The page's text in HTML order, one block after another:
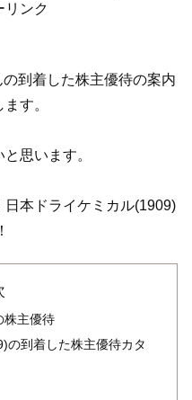
リンク
到着した株主優待の案内
す。
思います。
日本ドライケミカル(1909)
株主優待
の到着した株主優待カタ